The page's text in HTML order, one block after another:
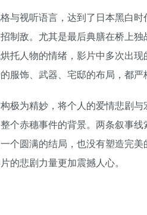
与视听语言，达到了日本黑白
制敌。尤其是最后典膳在桥上
托人物的情绪，影片中多次出
服饰、武器、宅邸的布局，都严
极为精妙，将个人的爱情悲剧
个赤穗事件的背景。两条叙事
个圆满的结局，也没有塑造完
的悲剧力量更加震撼人心。